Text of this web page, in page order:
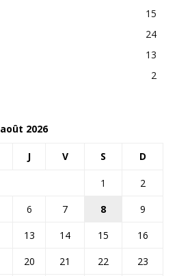
15
24
13
2
août 2026
J V S D
1
2
6 7 8
9
13 14 15
16
20 21 22
23